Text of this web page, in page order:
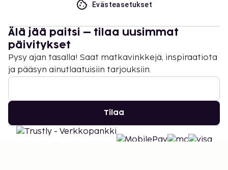
Evästeasetukset
Älä jää paitsi – tilaa uusimmat
päivitykset
Pysy ajan tasalla! Saat matkavinkkejä, inspiraatiota
ja pääsyn ainutlaatuisiin tarjouksiin.
Tilaa